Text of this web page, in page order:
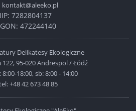
kontakt@aleeko.pl
7282804137
472244140
Delikatesy Ekologiczne
122, 95-020 Andrespol / Łódź
18:00, sb: 8:00 - 14:00
+48 42 673 48 85